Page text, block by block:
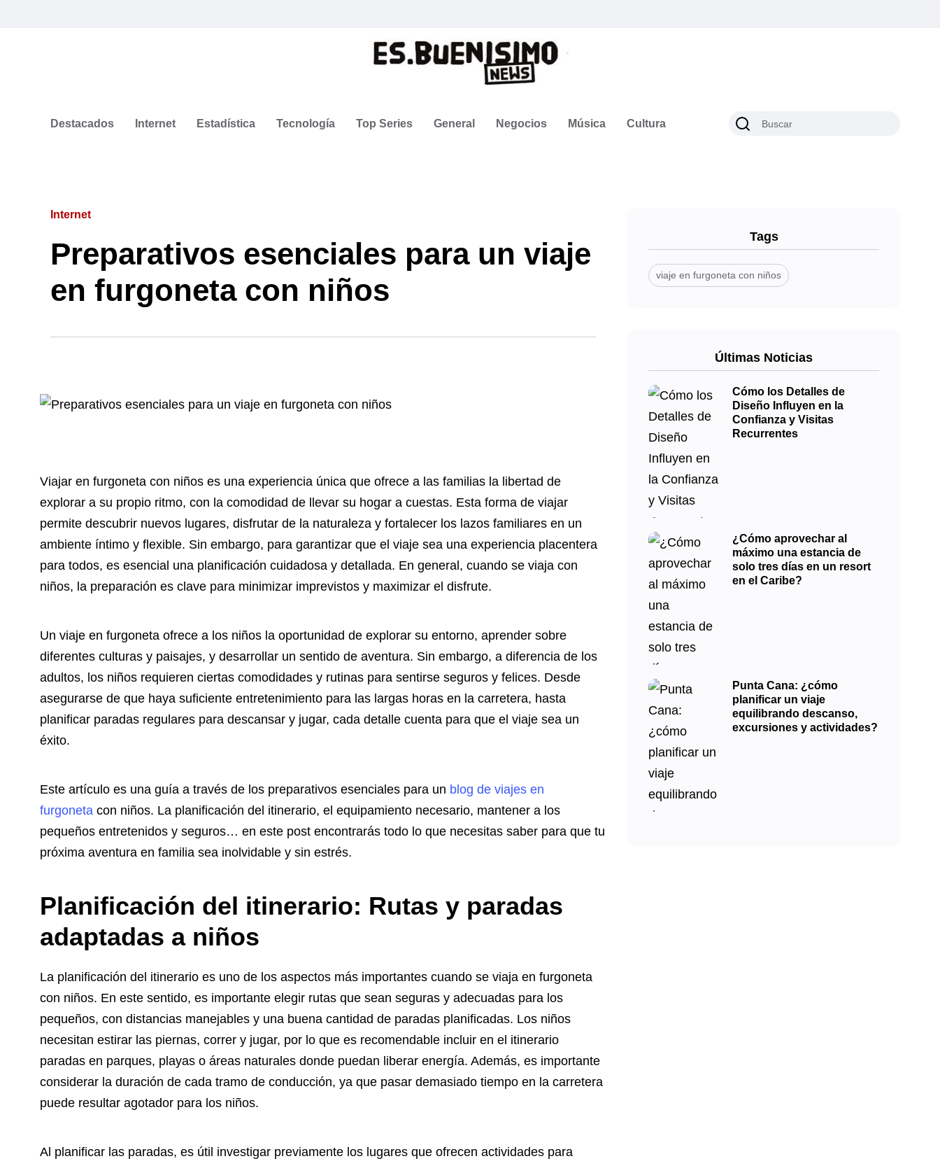
Destacados Internet Estadística Tecnología Top Series General Negocios Música Cultura
Internet
Preparativos esenciales para un viaje
en furgoneta con niños
Viajar en furgoneta con niños es una experiencia única que ofrece a las familias la libertad de
explorar a su propio ritmo, con la comodidad de llevar su hogar a cuestas. Esta forma de viajar
permite descubrir nuevos lugares, disfrutar de la naturaleza y fortalecer los lazos familiares en un
ambiente íntimo y flexible. Sin embargo, para garantizar que el viaje sea una experiencia placentera
para todos, es esencial una planificación cuidadosa y detallada. En general, cuando se viaja con
niños, la preparación es clave para minimizar imprevistos y maximizar el disfrute.
Un viaje en furgoneta ofrece a los niños la oportunidad de explorar su entorno, aprender sobre
diferentes culturas y paisajes, y desarrollar un sentido de aventura. Sin embargo, a diferencia de los
adultos, los niños requieren ciertas comodidades y rutinas para sentirse seguros y felices. Desde
asegurarse de que haya suficiente entretenimiento para las largas horas en la carretera, hasta
planificar paradas regulares para descansar y jugar, cada detalle cuenta para que el viaje sea un
éxito.
Este artículo es una guía a través de los preparativos esenciales para un blog de viajes en
furgoneta con niños. La planificación del itinerario, el equipamiento necesario, mantener a los
pequeños entretenidos y seguros… en este post encontrarás todo lo que necesitas saber para que tu
próxima aventura en familia sea inolvidable y sin estrés.
Planificación del itinerario: Rutas y paradas
adaptadas a niños
La planificación del itinerario es uno de los aspectos más importantes cuando se viaja en furgoneta
con niños. En este sentido, es importante elegir rutas que sean seguras y adecuadas para los
pequeños, con distancias manejables y una buena cantidad de paradas planificadas. Los niños
necesitan estirar las piernas, correr y jugar, por lo que es recomendable incluir en el itinerario
paradas en parques, playas o áreas naturales donde puedan liberar energía. Además, es importante
considerar la duración de cada tramo de conducción, ya que pasar demasiado tiempo en la carretera
puede resultar agotador para los niños.
Al planificar las paradas, es útil investigar previamente los lugares que ofrecen actividades para
Tags
viaje en furgoneta con niños
Últimas Noticias
Cómo los Detalles de
Diseño Influyen en la
Confianza y Visitas
Recurrentes
¿Cómo aprovechar al
máximo una estancia de
solo tres días en un resort
en el Caribe?
Punta Cana: ¿cómo
planificar un viaje
equilibrando descanso,
excursiones y actividades?